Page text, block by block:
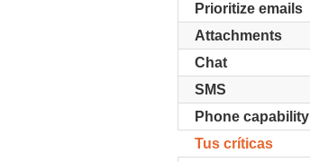
Prioritize emails
Attachments
Chat
SMS
Phone capability
Tus críticas